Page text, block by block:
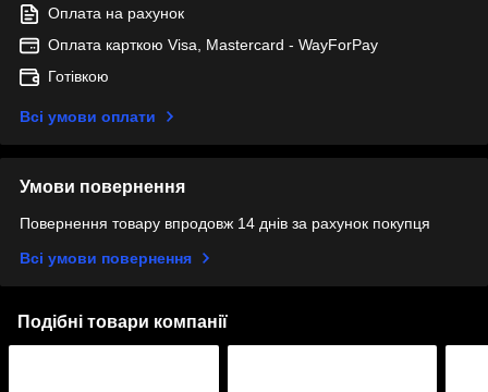
Оплата на рахунок
Оплата карткою Visa, Mastercard - WayForPay
Готівкою
Всі умови оплати
Умови повернення
Повернення товару впродовж 14 днів за рахунок покупця
Всі умови повернення
Подібні товари компанії